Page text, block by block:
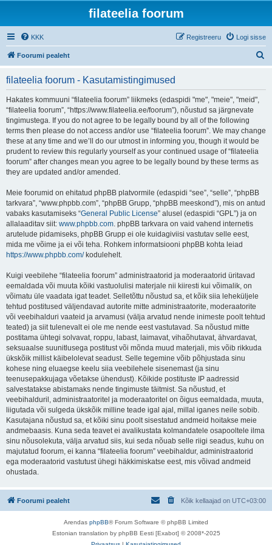
filateelia foorum
KKK Logi sisse
Registreeru
Foorumi pealeht
filateelia foorum - Kasutamistingimused
Hakates kommuuni “filateelia foorum” liikmeks (edaspidi "me", "meie", "meid",
“filateelia foorum”, “https://www.filateelia.ee/foorum”), nõustud sa järgnevate
tingimustega. If you do not agree to be legally bound by all of the following
terms then please do not access and/or use “filateelia foorum”. We may change
these at any time and we’ll do our utmost in informing you, though it would be
prudent to review this regularly yourself as your continued usage of “filateelia
foorum” after changes mean you agree to be legally bound by these terms as
they are updated and/or amended.
Meie foorumid on ehitatud phpBB platvormile (edaspidi “see”, “selle”, “phpBB
tarkvara”, “www.phpbb.com”, “phpBB Grupp, “phpBB meeskond”), mis on antud
vabaks kasutamiseks “General Public License” alusel (edaspidi “GPL”) ja on
allalaaditav siit: www.phpbb.com. phpBB tarkvara on vaid vahend internetis
arutelude pidamiseks, phpBB Grupp ei ole kuidagiviisi vastutav selle eest,
mida me võime ja ei või teha. Rohkem informatsiooni phpBB kohta leiad
https://www.phpbb.com/kodulehelt.
Kuigi veebilehe “filateelia foorum” administraatorid ja moderaatorid üritavad
eemaldada või muuta kõiki vastuolulisi materjale nii kiiresti kui võimalik, on
võimatu üle vaadata igat teadet. Selletõttu nõustud sa, et kõik siia leheküljele
tehtud postitused väljendavad autorite mitte administraatorite, moderaatorite
või veebihalduri vaateid ja arvamusi (välja arvatud nende inimeste poolt tehtud
teated) ja siit tulenevalt ei ole me nende eest vastutavad. Sa nõustud mitte
postitama ühtegi solvavat, roppu, labast, laimavat, vihaõhutavat, ähvardavat,
seksuaalse suunitlusega postitust või mõnda muud materjali, mis võib rikkuda
ükskõik millist käibelolevat seadust. Selle tegemine võib põhjustada sinu
kohese ning eluaegse keelu siia veebilehele sisenemast (ja sinu
teenusepakkujaga võetakse ühendust). Kõikide postituste IP aadressid
salvestatakse abistamaks nende tingimuste täitmist. Sa nõustud, et
veebihalduril, administraatoritel ja moderaatoritel on õigus eemaldada, muuta,
liigutada või sulgeda ükskõik milline teade igal ajal, millal iganes neile sobib.
Kasutajana nõustud sa, et kõiki sinu poolt sisestatud andmeid hoitakse meie
andmebaasis. Kuna seda teavet ei avalikustata kolmandatele osapooltele ilma
sinu nõusolekuta, välja arvatud siis, kui seda nõuab selle riigi seadus, kuhu on
majutatud foorum, ei kanna “filateelia foorum” veebihaldur, administraatorid
ega moderaatorid vastutust ühegi häkkimiskatse eest, mis võivad andmeid
ohustada.
Foorumi pealeht Kõik kellaajad on UTC+03:00
Arendas phpBB® Forum Software © phpBB Limited
Estonian translation by phpBB Eesti [Exabot] © 2008*-2025